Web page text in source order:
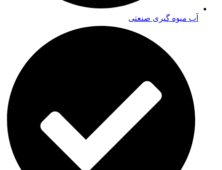
آب میوه گیری صنعتی